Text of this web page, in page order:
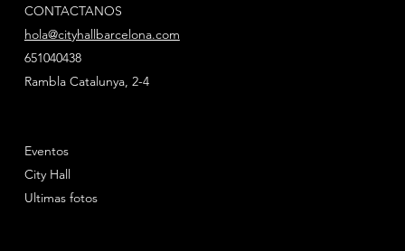
Eventos
City Hall
Ultimas fotos
CONTACTANOS
hola@cityhallbarcelona.com
651040438
Rambla Catalunya, 2-4